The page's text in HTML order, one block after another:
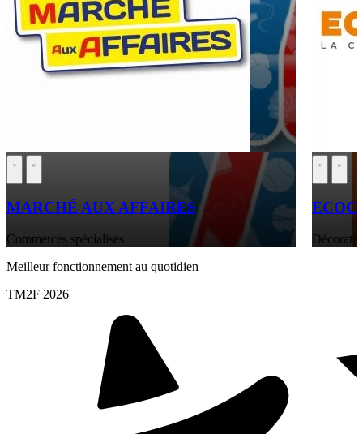
MARCHÉ AUX AFFAIRES
Commerces spécialisés
Meilleur fonctionnement au quotidien
TM2F 2026